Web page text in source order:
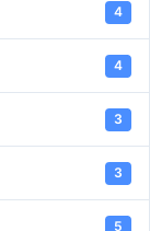
4
4
3
3
5